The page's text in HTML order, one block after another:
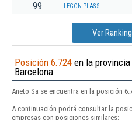
99 LEGON PLAS SL
Ver
Posición 6.724 en la provincia
Barcelona
Aneto Sa se encuentra en la posición
A continuación podrá consultar la
empresas con posiciones similares: